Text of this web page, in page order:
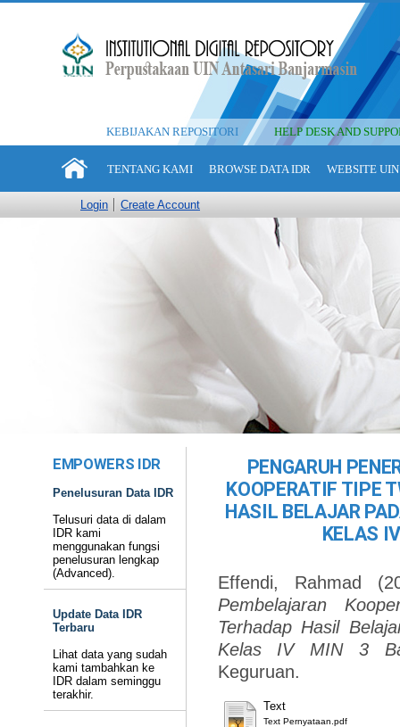
KEBIJAKAN REPOSITORI HELP DESK AND
TENTANG KAMI BROWSE DATA IDR WEBSITE
Login Create Account
EMPOWERS IDR
Penelusuran Data IDR
Telusuri data di dalam
IDR kami
menggunakan fungsi
penelusuran lengkap
(Advanced).
Update Data IDR
Terbaru
Lihat data yang sudah
kami tambahkan ke
IDR dalam seminggu
terakhir.
PENGARUH
KOOPERATIF TIPE
HASIL BELAJAR
KELAS
Effendi, Rahmad
Pembelajaran
Terhadap Hasil
Kelas IV MIN 3
Keguruan.
Text
Text Pernyataan.pdf